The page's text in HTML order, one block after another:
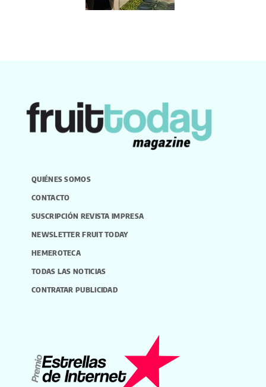
QUIÉNES SOMOS
CONTACTO
SUSCRIPCIÓN REVISTA IMPRESA
NEWSLETTER FRUIT TODAY
HEMEROTECA
TODAS LAS NOTICIAS
CONTRATAR PUBLICIDAD